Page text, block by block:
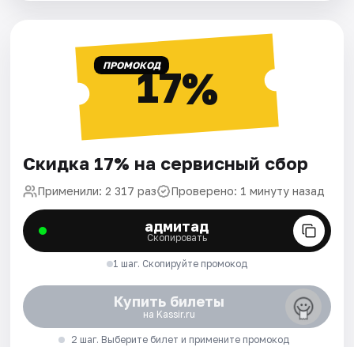
ПРОМОКОД17%
Скидка 17% на сервисный сбор
Применили: 2 317 раз Проверено: 1 минуту назад
адмитад
Скопировать
1 шаг. Скопируйте промокод
Купить билеты
на Kassir.ru
2 шаг. Выберите билет и примените промокод